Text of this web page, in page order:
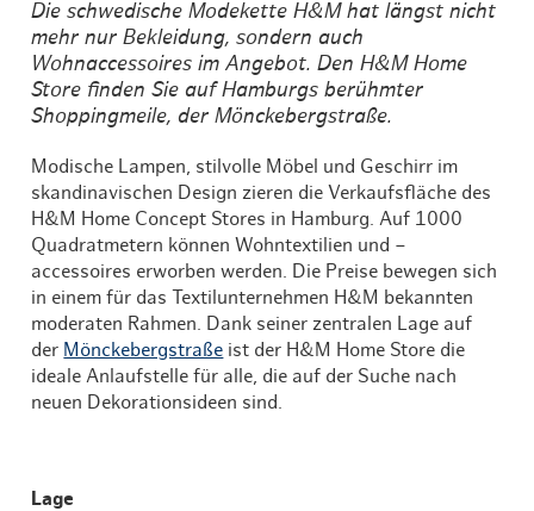
Die schwedische Modekette H&M hat längst nicht
mehr nur Bekleidung, sondern auch
Wohnaccessoires im Angebot. Den H&M Home
Store finden Sie auf Hamburgs berühmter
Shoppingmeile, der Mönckebergstraße.
Modische Lampen, stilvolle Möbel und Geschirr im
skandinavischen Design zieren die Verkaufsfläche des
H&M Home Concept Stores in Hamburg. Auf 1000
Quadratmetern können Wohntextilien und –
accessoires erworben werden. Die Preise bewegen sich
in einem für das Textilunternehmen H&M bekannten
moderaten Rahmen. Dank seiner zentralen Lage auf
der Mönckebergstraße ist der H&M Home Store die
ideale Anlaufstelle für alle, die auf der Suche nach
neuen Dekorationsideen sind.
Lage